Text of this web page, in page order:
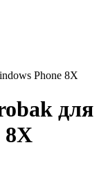
Phone 8X
для
8X